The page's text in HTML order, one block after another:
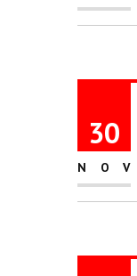
30
NOV